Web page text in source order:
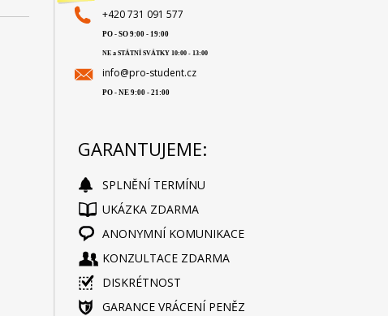
+420 731 091 577
PO - SO 9:00 - 19:00
NE a STÁTNÍ SVÁTKY 10:00 - 13:00
info@pro-student.cz
PO - NE 9:00 - 21:00
GARANTUJEME:
SPLNĚNÍ TERMÍNU
UKÁZKA ZDARMA
ANONYMNÍ KOMUNIKACE
KONZULTACE ZDARMA
DISKRÉTNOST
GARANCE VRÁCENÍ PENĚZ